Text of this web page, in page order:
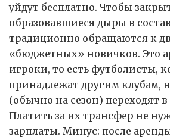
уйдут бесплатно. Чтобы
образовавшиеся дыры в
традиционно обращаются к
«бюджетных» новичков. Это
игроки, то есть футболисты,
принадлежат другим клубам,
(обычно на сезон) переходят
Платить за их трансфер не
зарплаты. Минус: после